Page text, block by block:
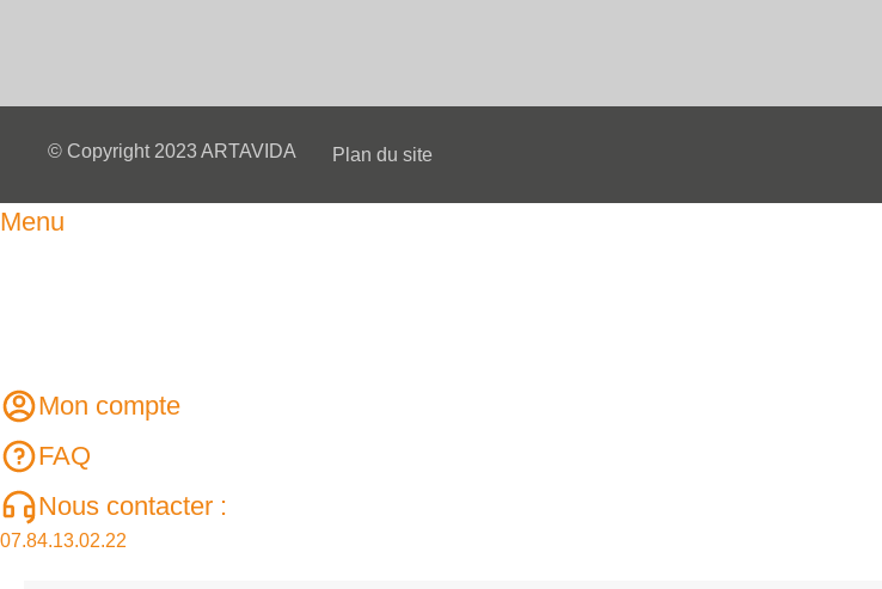
© Copyright 2023 ARTAVIDA Plan du site
Menu
Mon compte
FAQ
Nous contacter :
07.84.13.02.22